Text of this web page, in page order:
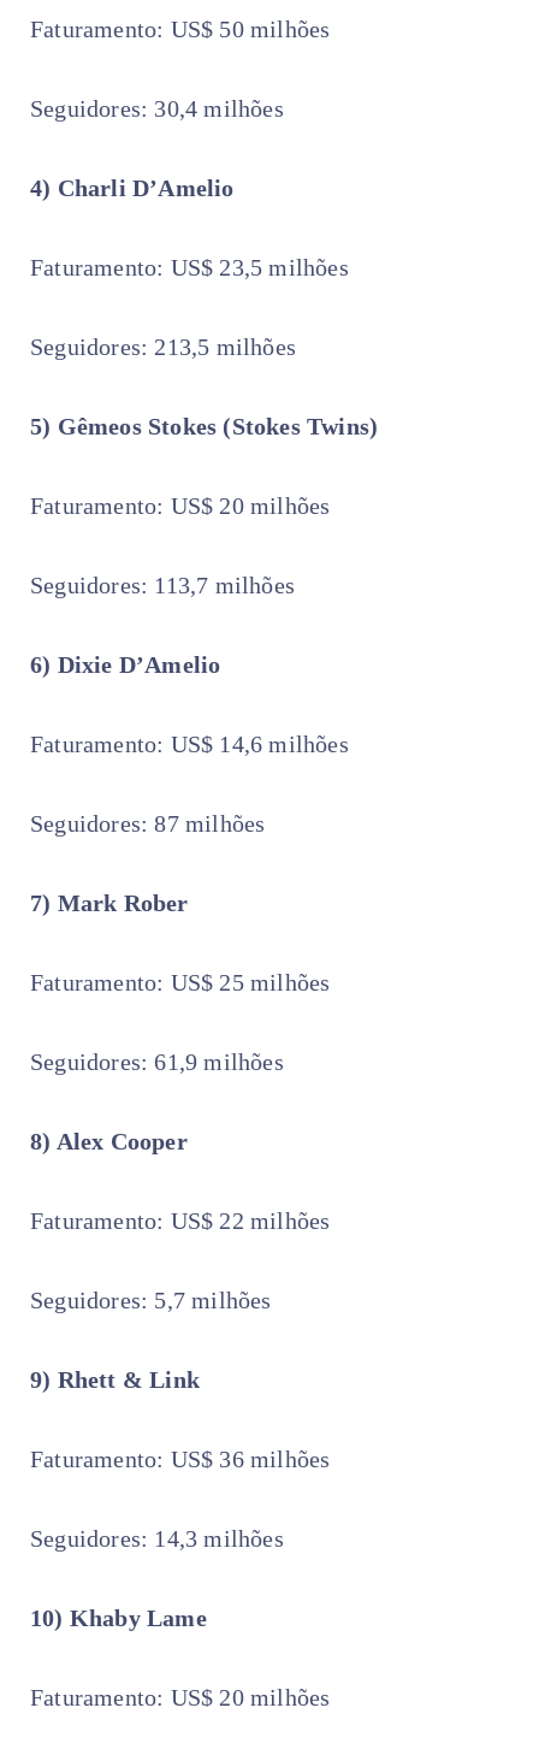
Faturamento: US$ 50 milhões
Seguidores: 30,4 milhões
4) Charli D’Amelio
Faturamento: US$ 23,5 milhões
Seguidores: 213,5 milhões
5) Gêmeos Stokes (Stokes Twins)
Faturamento: US$ 20 milhões
Seguidores: 113,7 milhões
6) Dixie D’Amelio
Faturamento: US$ 14,6 milhões
Seguidores: 87 milhões
7) Mark Rober
Faturamento: US$ 25 milhões
Seguidores: 61,9 milhões
8) Alex Cooper
Faturamento: US$ 22 milhões
Seguidores: 5,7 milhões
9) Rhett & Link
Faturamento: US$ 36 milhões
Seguidores: 14,3 milhões
10) Khaby Lame
Faturamento: US$ 20 milhões